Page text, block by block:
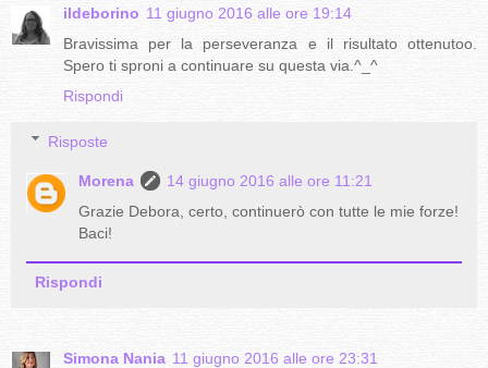
ildeborino 11 giugno 2016 alle ore 19:14
Bravissima per la perseveranza e il risultato ottenutoo.
Spero ti sproni a continuare su questa via.^_^
Rispondi
Risposte
Morena
14 giugno 2016 alle ore 11:21
Grazie Debora, certo, continuerò con tutte le mie forze!
Baci!
Rispondi
Simona Nania 11 giugno 2016 alle ore 23:31